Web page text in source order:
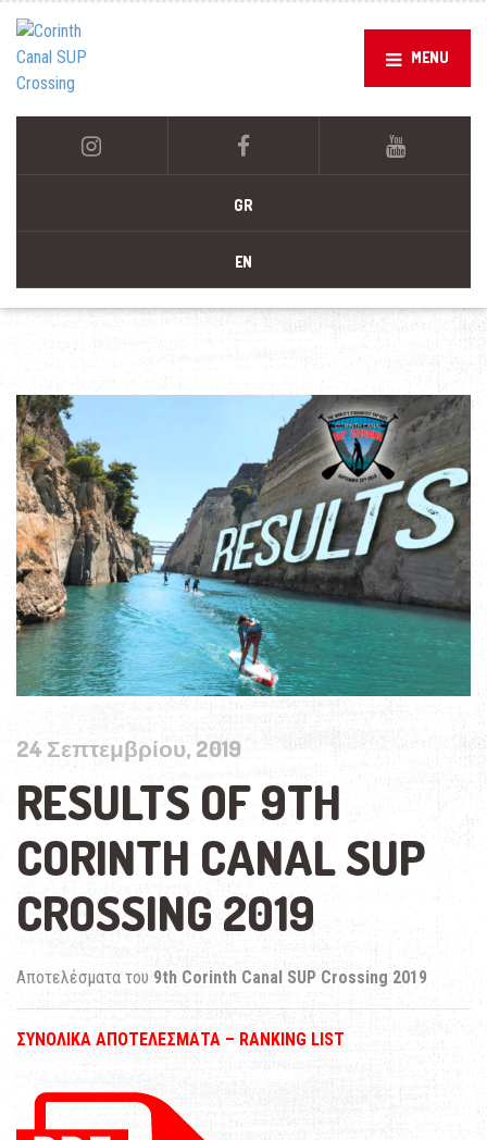
MENU
GR
EN
24 Σεπτεμβρίου, 2019
RESULTS OF 9TH
CORINTH CANAL SUP
CROSSING 2019
Αποτελέσματα του 9th Corinth Canal SUP Crossing 2019
ΣΥΝΟΛΙΚΑ ΑΠΟΤΕΛΕΣΜΑΤΑ – RANKING LIST